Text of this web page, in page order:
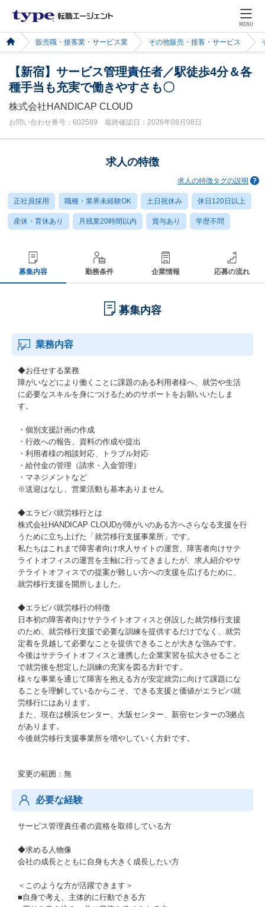
MENU
販売職・接客業・サービス業 その他販売・接客・サービス
【新宿】サービス管理責任者／駅徒歩4分＆各
種手当も充実で働きやすさも〇
株式会社HANDICAP CLOUD
お問い合わせ番号：602589 最終確認日：2026年08月08日
求人の特徴
求人の特徴タグの説明
正社員採用 職種・業界未経験OK 土日祝休み 休日120日以上
産休・育休あり 月残業20時間以内 賞与あり 学歴不問
募集内容 勤務条件 企業情報 応募の流れ
募集内容
業務内容
◆お任せする業務
障がいなどにより働くことに課題のある利用者様へ、就労や生活
に必要なスキルを身につけるためのサポートをお願いいたしま
す。
・個別支援計画の作成
・行政への報告、資料の作成や提出
・利用者様の相談対応、トラブル対応
・給付金の管理（請求・入金管理）
・マネジメントなど
※送迎はなし、営業活動も基本ありません
◆エラビバ就労移行とは
株式会社HANDICAP CLOUDが障がいのある方へさらなる支援を行
うために立ち上げた「就労移行支援事業所」です。
私たちはこれまで障害者向け求人サイトの運営、障害者向けサテ
ライトオフィスの運営を主軸に行ってきましたが、求人紹介やサ
テライトオフィスでの提案が難しい方への支援を広げるために、
就労移行支援を開所しました。
◆エラビバ就労移行の特徴
日本初の障害者向けサテライトオフィスと併設した就労移行支援
のため、就労移行支援で必要な訓練を提供するだけでなく、就労
定着を見越して必要なことを提供できることが大きな強みです。
今後はサテライトオフィスと連携した企業実習を拡大させること
で就労後を想定した訓練の充実を図る方針です。
様々な事業を通じて障害を抱える方が安定就労に向けて課題にな
ることを理解しているからこそ、できる支援と価値がエラビバ就
労移行にはあります。
また、現在は横浜センター、大阪センター、新宿センターの3拠点
があります。
今後就労移行支援事業所を増やしていく方針です。
変更の範囲：無
必要な経験
サービス管理責任者の資格を取得している方
◆求める人物像
会社の成長とともに自身も大きく成長したい方
＜このような方が活躍できます＞
■自身で考え、主体的に行動できる方